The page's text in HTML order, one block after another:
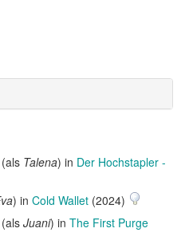
(als Talena) in Der Hochstapler -
) in Cold Wallet (2024)
(als Juani) in The First Purge